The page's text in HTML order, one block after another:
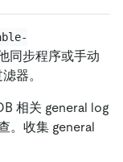
同步程序或手动
器。
相关 general log
。收集 general